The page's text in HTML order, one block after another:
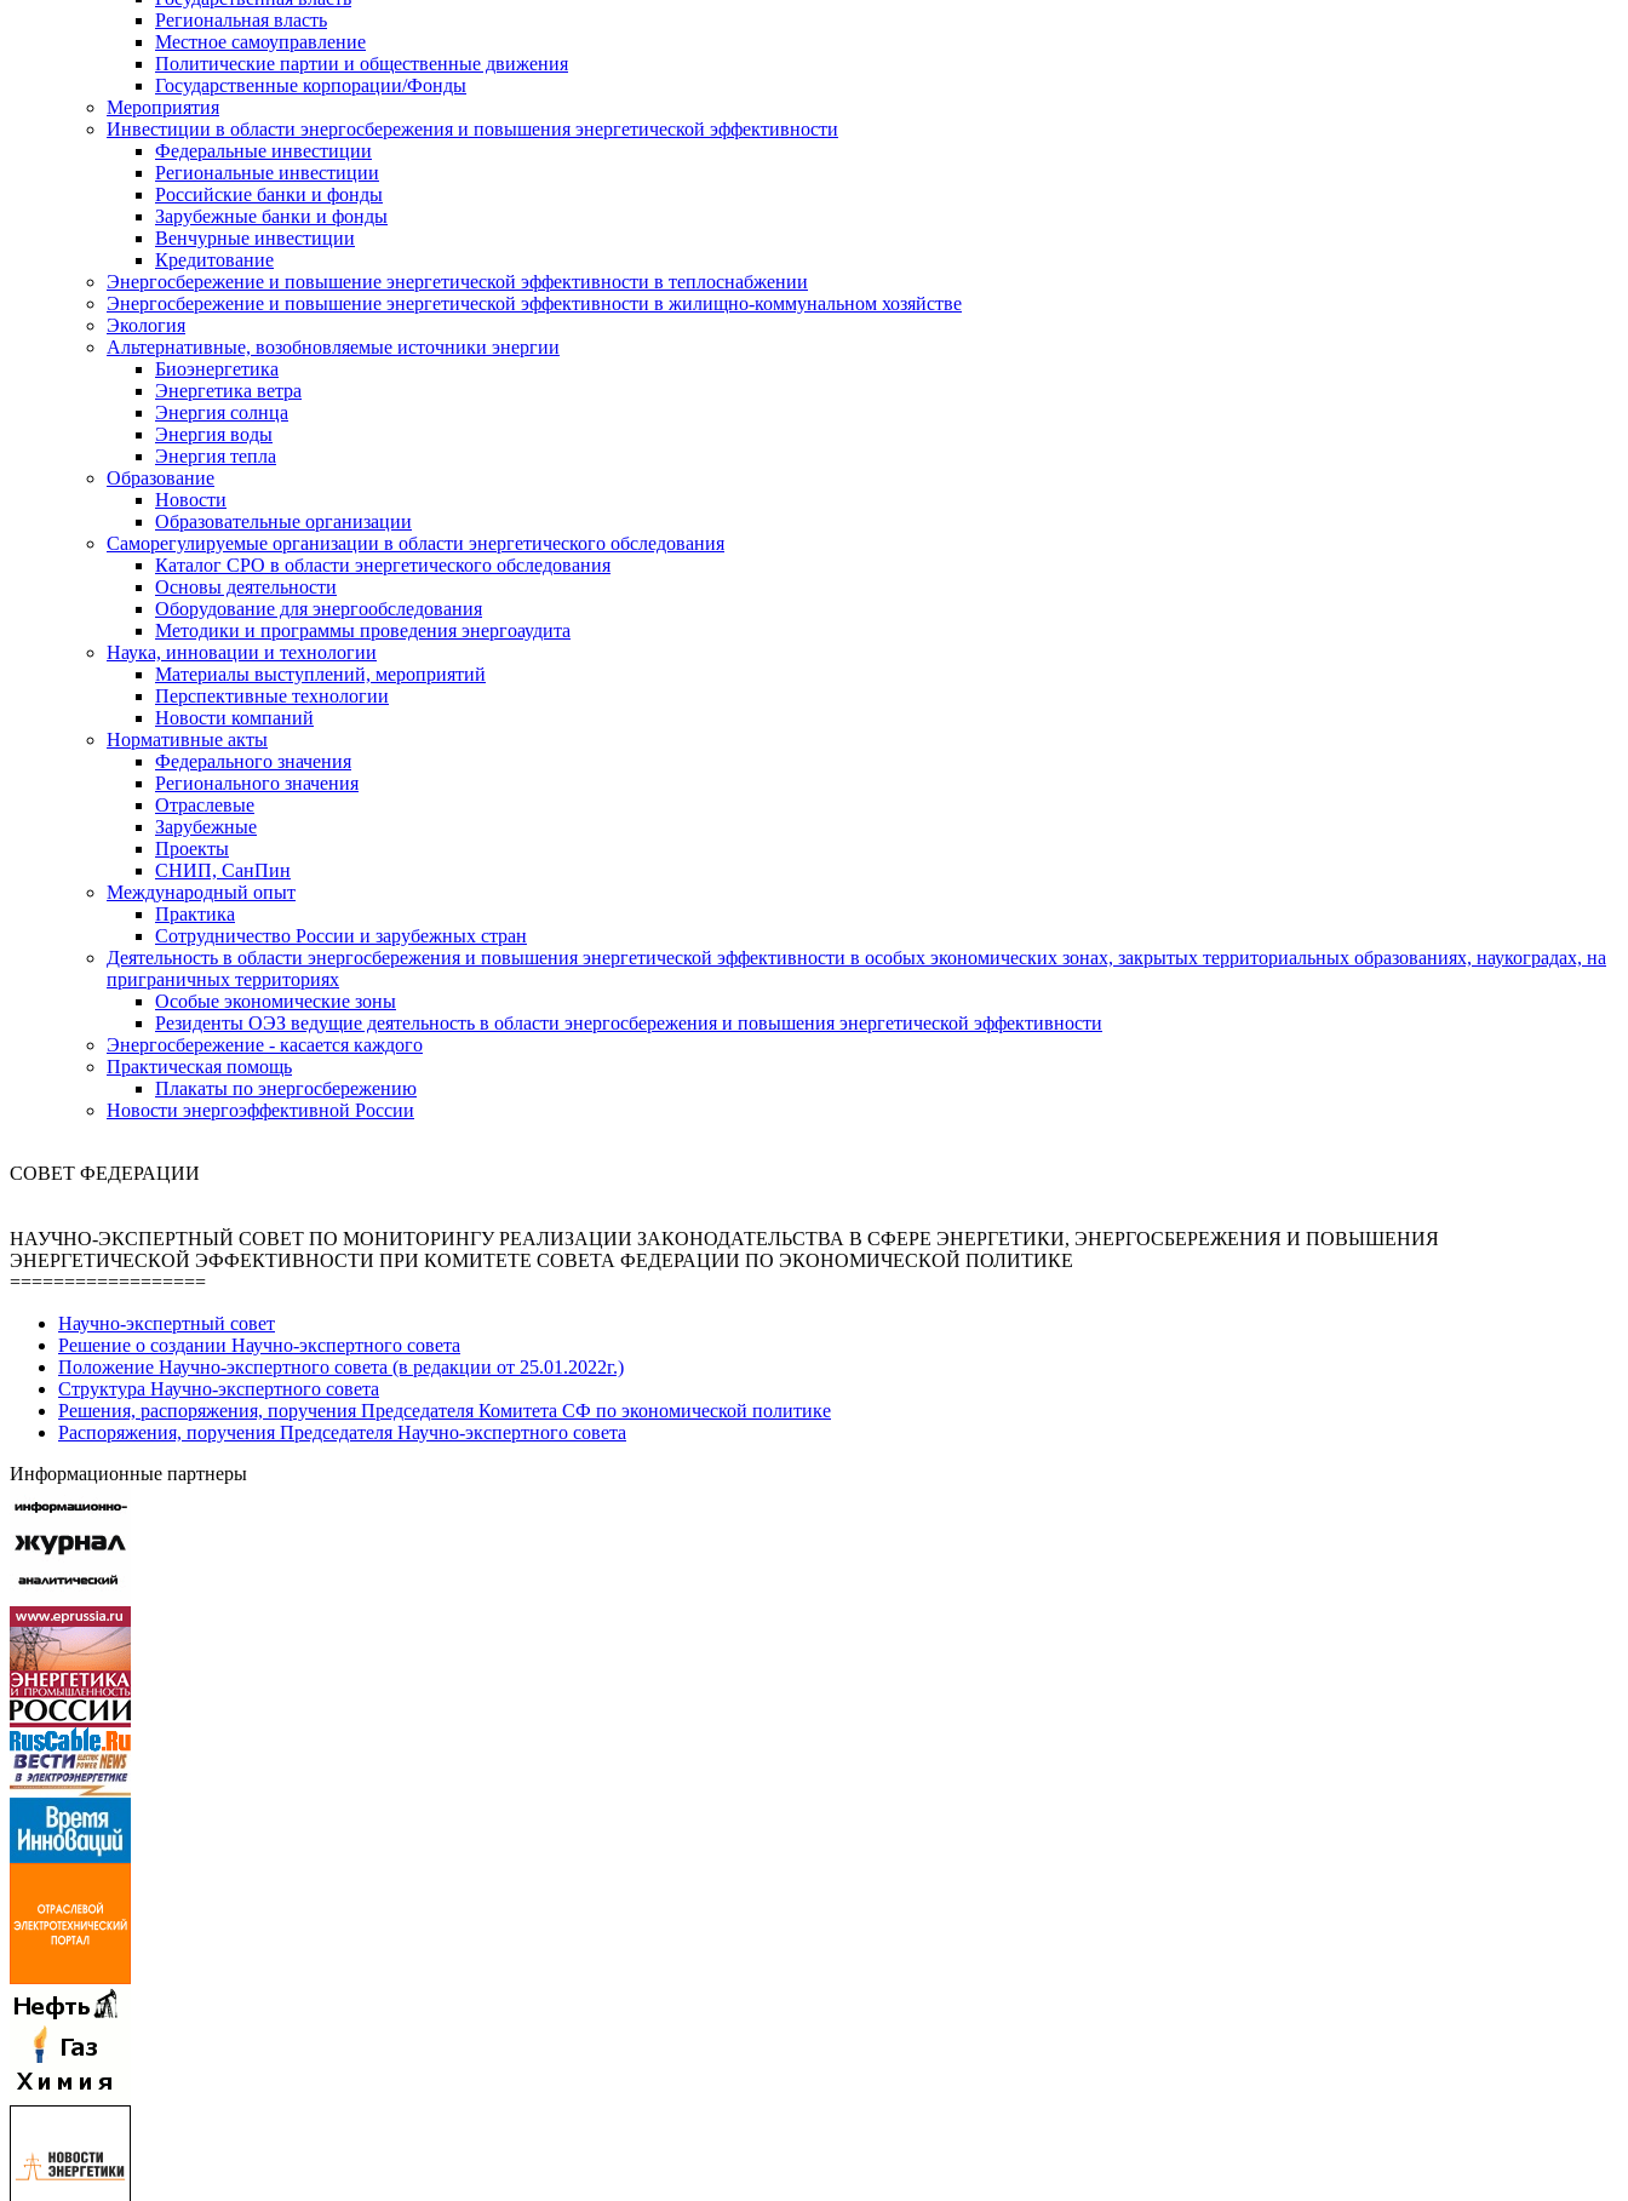
Региональная власть
Местное самоуправление
Политические партии и общественные движения
Государственные корпорации/Фонды
Мероприятия
Инвестиции в области энергосбережения и повышения энергетической эффективности
Федеральные инвестиции
Региональные инвестиции
Российские банки и фонды
Зарубежные банки и фонды
Венчурные инвестиции
Кредитование
Энергосбережение и повышение энергетической эффективности в теплоснабжении
Энергосбережение и повышение энергетической эффективности в жилищно-коммунальном хозяйстве
Экология
Альтернативные, возобновляемые источники энергии
Биоэнергетика
Энергетика ветра
Энергия солнца
Энергия воды
Энергия тепла
Образование
Новости
Образовательные организации
Саморегулируемые организации в области энергетического обследования
Каталог СРО в области энергетического обследования
Основы деятельности
Оборудование для энергообследования
Методики и программы проведения энергоаудита
Наука, инновации и технологии
Материалы выступлений, мероприятий
Перспективные технологии
Новости компаний
Нормативные акты
Федерального значения
Регионального значения
Отраслевые
Зарубежные
Проекты
СНИП, СанПин
Международный опыт
Практика
Сотрудничество России и зарубежных стран
Деятельность в области энергосбережения и повышения энергетической эффективности в особых экономических зонах, закрытых территориальных образованиях, наукоградах, на
приграничных территориях
Особые экономические зоны
Резиденты ОЭЗ ведущие деятельность в области энергосбережения и повышения энергетической эффективности
Энергосбережение - касается каждого
Практическая помощь
Плакаты по энергосбережению
Новости энергоэффективной России
СОВЕТ ФЕДЕРАЦИИ
НАУЧНО-ЭКСПЕРТНЫЙ СОВЕТ ПО МОНИТОРИНГУ РЕАЛИЗАЦИИ ЗАКОНОДАТЕЛЬСТВА В СФЕРЕ ЭНЕРГЕТИКИ, ЭНЕРГОСБЕРЕЖЕНИЯ И ПОВЫШЕНИЯ
ЭНЕРГЕТИЧЕСКОЙ ЭФФЕКТИВНОСТИ ПРИ КОМИТЕТЕ СОВЕТА ФЕДЕРАЦИИ ПО ЭКОНОМИЧЕСКОЙ ПОЛИТИКЕ
==================
Научно-экспертный совет
Решение о создании Научно-экспертного совета
Положение Научно-экспертного совета (в редакции от 25.01.2022г.)
Структура Научно-экспертного совета
Решения, распоряжения, поручения Председателя Комитета СФ по экономической политике
Распоряжения, поручения Председателя Научно-экспертного совета
Информационные партнеры